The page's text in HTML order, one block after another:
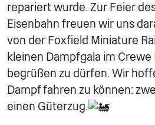
repariert wurde. Zur Feier
Eisenbahn freuen wir uns
von der Foxfield Miniature
kleinen Dampfgala im
begrüßen zu dürfen. Wir
Dampf fahren zu können:
einen Güterzug.